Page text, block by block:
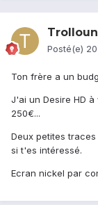
Posté(e)
Ton frère a un
J'ai un Desire HD
250€...
Deux petites
si t'es intéressé.
Ecran nickel par